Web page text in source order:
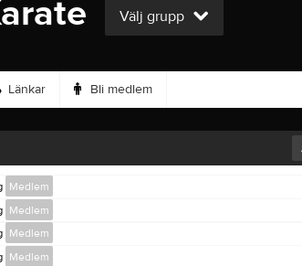
Välj grupp
Länkar Bli medlem
Medlem
Medlem
Medlem
Medlem